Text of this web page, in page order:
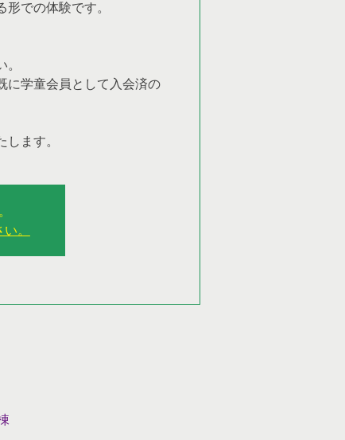
での体験です。
学童会員として入会済の
ます。
。